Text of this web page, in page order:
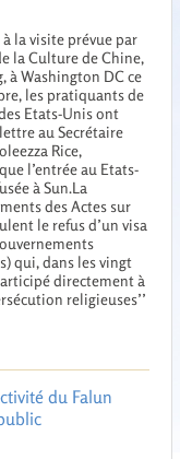
la visite prévue par
la Culture de Chine,
à Washington DC ce
les pratiquants de
Etats-Unis ont
au Secrétaire
Rice,
l’entrée au Etats-
à Sun.La
des Actes sur
le refus d’un visa
qui, dans les vingt
directement à
religieuses’’
du Falun